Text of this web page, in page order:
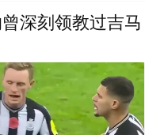
深刻领教过吉马